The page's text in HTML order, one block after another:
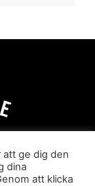
att ge dig den
dina
att klicka